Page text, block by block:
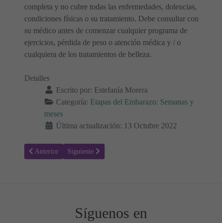
completa y no cubre todas las enfermedades, dolencias,
condiciones físicas o su tratamiento. Debe consultar con
su médico antes de comenzar cualquier programa de
ejercicios, pérdida de peso o atención médica y / o
cualquiera de los tratamientos de belleza.
Detalles
Escrito por: Estefanía Morera
Categoría: Etapas del Embarazo: Semanas y
meses
Última actualización: 13 Octubre 2022
Artículo anterior: Tu embarazo: 34 semanas de gestación
Anterior Artículo siguiente: Tu embarazo: 36 semanas de
Siguiente
Síguenos en